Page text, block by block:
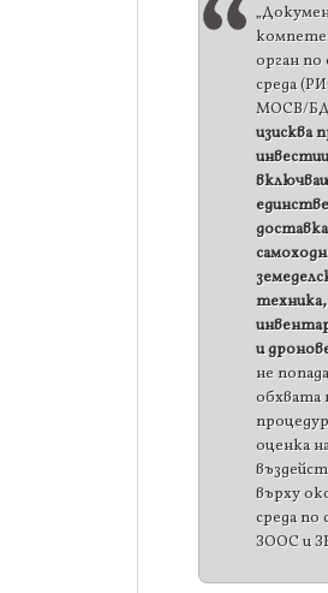
орган по
среда
МОСВ/
изисква
и
не
обхвата
оценка
върху
среда по
ЗООС и